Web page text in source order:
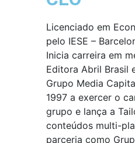
Licenciado em
pelo IESE –
Inicia carreira em
Editora Abril Brasil
Grupo Media
1997 a exercer o
grupo e lança a
conteúdos multi-
parceria como